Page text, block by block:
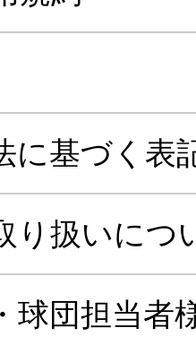
に基づく表
り扱いにつ
球団担当者